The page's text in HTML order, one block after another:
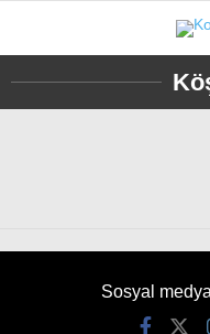
Sosyal